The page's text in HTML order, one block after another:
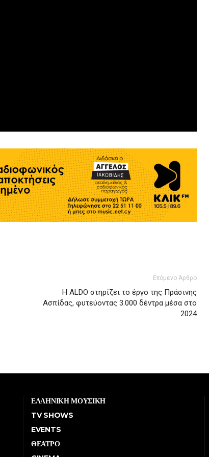
Επόμενο Άρθρο
Η ALDO στηρίζει το έργο της Πράσινης
Ασπίδας, φυτεύοντας 3.000 δέντρα μέσα στο
2024
ΕΛΛΗΝΙΚΗ ΜΟΥΣΙΚΗ
TV SHOWS
EVENTS
ΘΕΑΤΡΟ